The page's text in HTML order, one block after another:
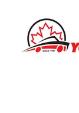
content